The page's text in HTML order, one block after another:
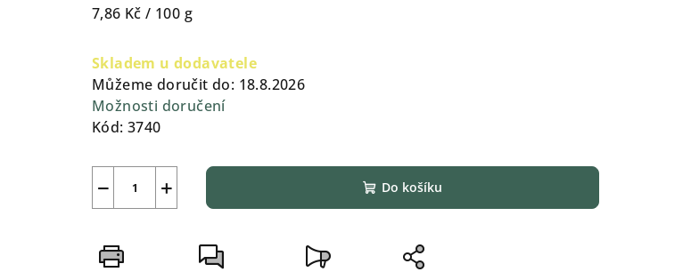
Měrná
7,86 Kč / 100 g
Skladem u dodavatele
Můžeme doručit do: 18.8.2026
Možnosti doručení
Kód: 3740
+
− Do košíku